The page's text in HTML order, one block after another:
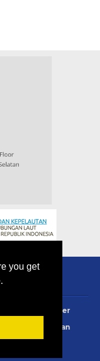
you get
Disclaimer
Langganan